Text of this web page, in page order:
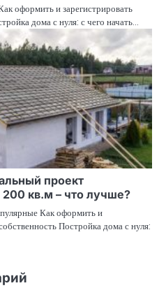
оформить и зарегистрировать
дома с нуля: с чего начать…
проект
кв.м – что лучше?
Как оформить и
Постройка дома с нуля: